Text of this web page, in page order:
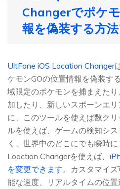
Changerでポケ
報を偽装する方法
UltFone iOS Location Changer
ケモンGOの位置情報を偽装す
域限定のポケモンを捕まえた
加したり、新しいスポーンエ
に、このツールを使えば数ク
ルを使えば、ゲームの検知シ
く、世界中のどこにでも瞬時
Loaction Changerを使えば、
を変更できます。カスタマイ
能な速度、リアルタイムの位